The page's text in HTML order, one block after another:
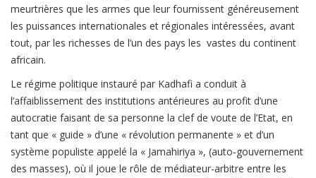
meurtrières que les armes que leur fournissent généreusement
les puissances internationales et régionales intéressées, avant
tout, par les richesses de l’un des pays les vastes du continent
africain.
Le régime politique instauré par Kadhafi a conduit à
l’affaiblissement des institutions antérieures au profit d’une
autocratie faisant de sa personne la clef de voute de l’Etat, en
tant que « guide » d’une « révolution permanente » et d’un
système populiste appelé la « Jamahiriya », (auto-gouvernement
des masses), où il joue le rôle de médiateur-arbitre entre les